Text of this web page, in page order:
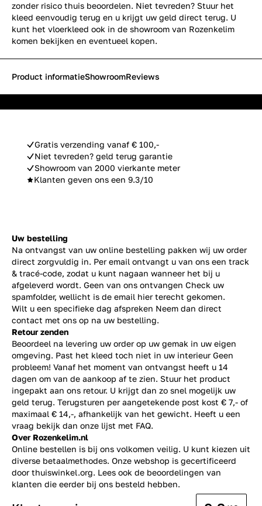
zonder risico thuis beoordelen. Niet tevreden? Stuur het
kleed eenvoudig terug en u krijgt uw geld direct terug. U
kunt het vloerkleed ook in de showroom van Rozenkelim
komen bekijken en eventueel kopen.
Gratis verzending vanaf € 100,-
Niet tevreden? geld terug garantie
Showroom van 2000 vierkante meter
Klanten geven ons een 9.3/10
Product informatieShowroomReviews
Uw bestelling
Na ontvangst van uw online bestelling pakken wij uw order
direct zorgvuldig in. Per email ontvangt u van ons een track
& tracé-code, zodat u kunt nagaan wanneer het bij u
afgeleverd wordt. Geen van ons ontvangen Check uw
spamfolder, wellicht is de email hier terecht gekomen.
Wilt u een specifieke dag afspreken Neem dan direct
contact met ons op na uw bestelling.
Retour zenden
Beoordeel na levering uw order op uw gemak in uw eigen
omgeving. Past het kleed toch niet in uw interieur Geen
probleem! Vanaf het moment van ontvangst heeft u 14
dagen om van de aankoop af te zien. Stuur het product
ingepakt aan ons retour. U krijgt dan zo snel mogelijk uw
geld terug. Terugsturen per aangetekende post kost € 7,- of
maximaal € 14,-, afhankelijk van het gewicht. Heeft u een
vraag bekijk dan onze lijst met FAQ.
Over Rozenkelim.nl
Online bestellen is bij ons volkomen veilig. U kunt kiezen uit
diverse betaalmethodes. Onze webshop is gecertificeerd
door thuiswinkel.org. Lees ook de beoordelingen van
klanten die eerder bij ons besteld hebben.